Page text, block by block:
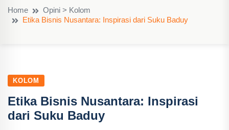
Home
Opini > Kolom
Etika Bisnis Nusantara: Inspirasi dari Suku Baduy
KOLOM
Etika Bisnis Nusantara: Inspirasi
dari Suku Baduy